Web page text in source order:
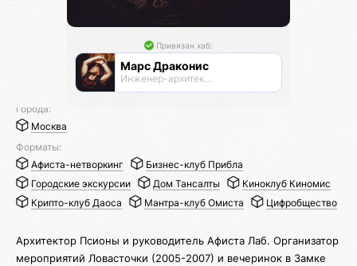
Привязан хаб:
Марс Драконис
Инженер-архитектор
Города:
Москва
Форматы:
Афиста-нетворкинг
Бизнес-клуб Прибла
Городские экскурсии
Дом Тансалты
Киноклуб Киномис
Крипто-клуб Даоса
Мантра-клуб Омиста Цифробщество
Архитектор Псионы и руководитель Афиста Лаб. Организатор
мероприятий Ловасточки (2005-2007) и вечеринок в Замке